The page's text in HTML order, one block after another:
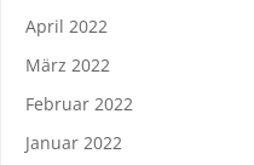
April 2022
März 2022
Februar 2022
Januar 2022